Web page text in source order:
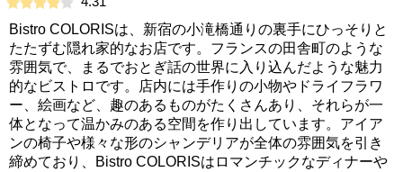
Bistro COLORISは、新宿の小滝橋通りの裏手にひっそりと
たたずむ隠れ家的なお店です。フランスの田舎町のような
雰囲気で、まるでおとぎ話の世界に入り込んだような魅力
的なビストロです。店内には手作りの小物やドライフラワ
ー、絵画など、趣のあるものがたくさんあり、それらが一
体となって温かみのある空間を作り出しています。アイア
ンの椅子や様々な形のシャンデリアが全体の雰囲気を引き
締めており、Bistro COLORISはロマンチックなディナーや